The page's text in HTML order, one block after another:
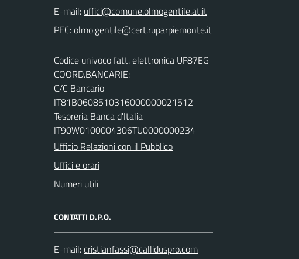
E-mail:
PEC:
Codice univoco fatt. elettronica UF87EG
COORD.BANCARIE:
C/C Bancario
IT81B0608510316000000021512
Tesoreria Banca d'Italia
IT90W0100004306TU0000000234
Ufficio Relazioni con il Pubblico
Uffici e orari
Numeri utili
CONTATTI D.P.O.
E-mail: